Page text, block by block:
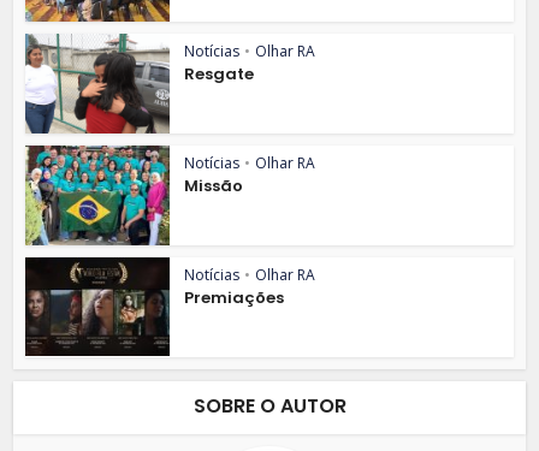
Notícias • Olhar RA
Resgate
Notícias • Olhar RA
Missão
Notícias • Olhar RA
Premiações
SOBRE O AUTOR